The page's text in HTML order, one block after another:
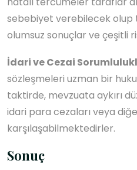
sebebiyet verebilecek olup
olumsuz sonuçlar ve çeşitli
İdari ve Cezai
sözleşmeleri uzman bir
taktirde, mevzuata aykırı
idari para cezaları veya
karşılaşabilmektedirler.
Sonuç